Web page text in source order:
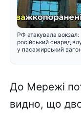
РФ атакувала вокзал:
російський снаряд
у пасажирський
До Мережі
видно, що